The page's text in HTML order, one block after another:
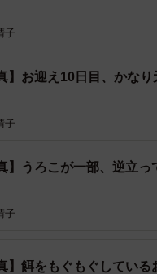
子
】お迎え10日目、かな
子
】うろこが一部、逆立
子
】餌をもぐもぐしてい